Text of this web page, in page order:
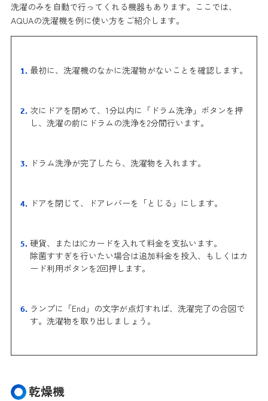
洗濯のみを自動で行ってくれる機器もあります。ここでは、
AQUAの洗濯機を例に使い方をご紹介します。
最初に、洗濯機のなかに洗濯物がないことを確認します。
次にドアを閉めて、1分以内に「ドラム洗浄」ボタンを押
し、洗濯の前にドラムの洗浄を2分間行います。
ドラム洗浄が完了したら、洗濯物を入れます。
ドアを閉じて、ドアレバーを「とじる」にします。
硬貨、またはICカードを入れて料金を支払います。
除菌すすぎを行いたい場合は追加料金を投入、もしくはカ
ード利用ボタンを2回押します。
ランプに「End」の文字が点灯すれば、洗濯完了の合図で
す。洗濯物を取り出しましょう。
乾燥機